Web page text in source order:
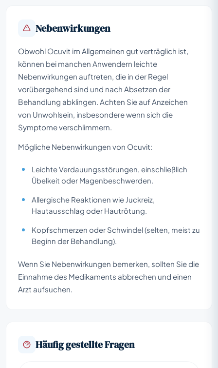
Nebenwirkungen
Obwohl Ocuvit im Allgemeinen gut verträglich ist,
können bei manchen Anwendern leichte
Nebenwirkungen auftreten, die in der Regel
vorübergehend sind und nach Absetzen der
Behandlung abklingen. Achten Sie auf Anzeichen
von Unwohlsein, insbesondere wenn sich die
Symptome verschlimmern.
Mögliche Nebenwirkungen von Ocuvit:
Leichte Verdauungsstörungen, einschließlich
Übelkeit oder Magenbeschwerden.
Allergische Reaktionen wie Juckreiz,
Hautausschlag oder Hautrötung.
Kopfschmerzen oder Schwindel (selten, meist zu
Beginn der Behandlung).
Wenn Sie Nebenwirkungen bemerken, sollten Sie die
Einnahme des Medikaments abbrechen und einen
Arzt aufsuchen.
Häufig gestellte Fragen